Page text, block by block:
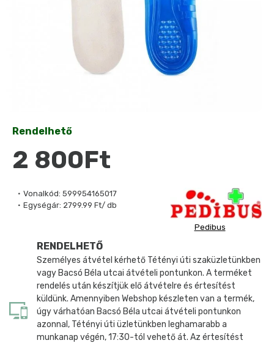
Vonalkód: 599954165017
Egységár: 2799.99 Ft/ db
Pedibus
Rendelhető
2 800Ft
RENDELHETŐ
Személyes átvétel kérhető Tétényi úti szaküzletünkben
vagy Bacsó Béla utcai átvételi pontunkon. A terméket
rendelés után készítjük elő átvételre és értesítést
küldünk. Amennyiben Webshop készleten van a termék,
úgy várhatóan Bacsó Béla utcai átvételi pontunkon
azonnal, Tétényi úti üzletünkben leghamarabb a
munkanap végén, 17:30-tól vehető át. Az értesítést